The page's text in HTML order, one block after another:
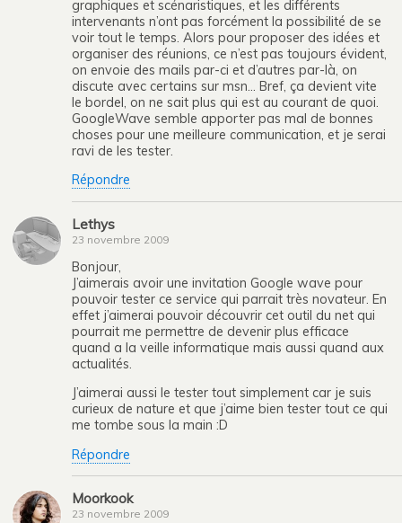
graphiques et scénaristiques, et les différents
intervenants n’ont pas forcément la possibilité de se
voir tout le temps. Alors pour proposer des idées et
organiser des réunions, ce n’est pas toujours évident,
on envoie des mails par-ci et d’autres par-là, on
discute avec certains sur msn… Bref, ça devient vite
le bordel, on ne sait plus qui est au courant de quoi.
GoogleWave semble apporter pas mal de bonnes
choses pour une meilleure communication, et je serai
ravi de les tester.
Répondre
Lethys
23 novembre 2009
Bonjour,
J’aimerais avoir une invitation Google wave pour
pouvoir tester ce service qui parrait très novateur. En
effet j’aimerai pouvoir découvrir cet outil du net qui
pourrait me permettre de devenir plus efficace
quand a la veille informatique mais aussi quand aux
actualités.
J’aimerai aussi le tester tout simplement car je suis
curieux de nature et que j’aime bien tester tout ce qui
me tombe sous la main :D
Répondre
Moorkook
23 novembre 2009